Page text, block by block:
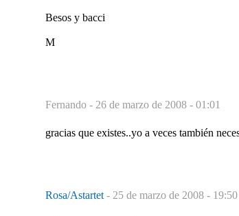
Besos y bacci
M
Fernando - 26 de marzo de 2008 - 01:01
gracias que existes..yo a veces también
Rosa/Astartet - 25 de marzo de 2008 - 19:50